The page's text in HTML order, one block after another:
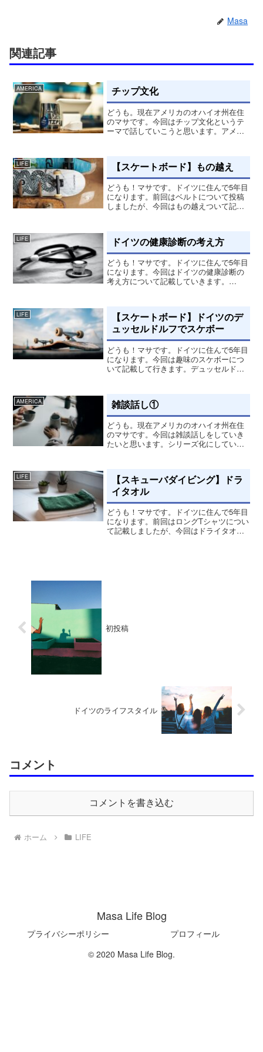
Masa
関連記事
AMERICA チップ文化
どうも。現在アメリカのオハイオ州在住
のマサです。今回はチップ文化というテ
ーマで話していこうと思います。アメリ
ロッパとはまた違った...
LIFE 【スケートボード】もの越え
どうも！マサです。ドイツに住んで5年目
になります。前回はベルトについて投稿
しましたが、今回はもの越えついて記載
たいし、自身もつけたいと思ってやって
ます。最初の方は木の枝...
LIFE ドイツの健康診断の考え方
どうも！マサです。ドイツに住んで5年目
になります。今回はドイツの健康診断の
考え方について記載していきます。
判断で健康診断をす...
LIFE
【スケートボード】ドイツのデ
ュッセルドルフでスケボー
どうも！マサです。ドイツに住んで5年目
になります。今回は趣味のスケボーにつ
いて記載して行きます。デュッセルドル
開したり、ゴルフ場...
AMERICA 雑談話し①
どうも。現在アメリカのオハイオ州在住
のマサです。今回は雑談話しをしていき
たいと思います。シリーズ化にしていき
変化や、今思っていること...
LIFE
【スキューバダイビング】ドラ
イタオル
どうも！マサです。ドイツに住んで5年目
になります。前回はロングTシャツについ
て記載しましたが、今回はドライタオル
初投稿
ドイツのライフスタイル
コメント
コメントを書き込む
ホーム LIFE
Masa Life Blog
プライバシーポリシー
プロフィール
© 2020 Masa Life Blog.